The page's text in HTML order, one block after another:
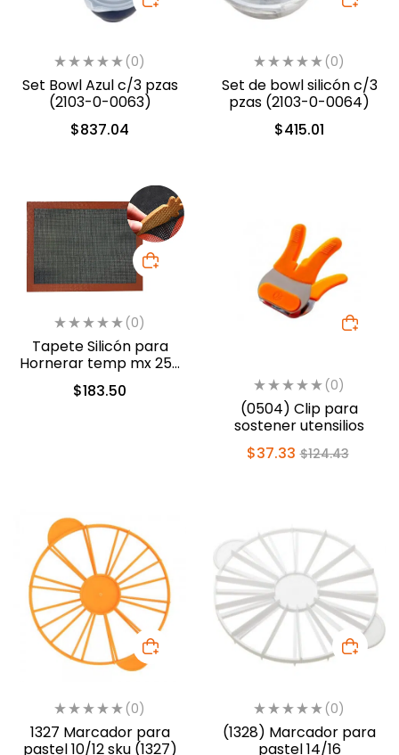
(0)
Set Bowl Azul c/3 pzas
(2103-0-0063)
$837.04
(0)
Set de bowl silicón c/3
pzas (2103-0-0064)
$415.01
(0)
Tapete Silicón para
Hornerar temp mx 250
(1812-0222)
$183.50 (0)
(0504) Clip para
sostener utensilios
$124.43
$37.33
(0)
1327 Marcador para
pastel 10/12 sku (1327)
(0)
(1328) Marcador para
pastel 14/16